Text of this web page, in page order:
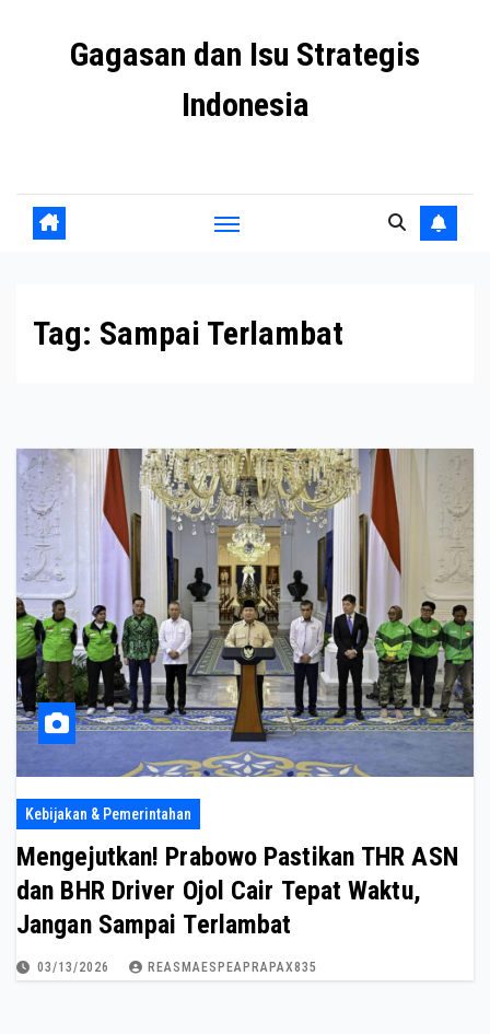
Gagasan dan Isu Strategis
Indonesia
Tag: Sampai Terlambat
Kebijakan & Pemerintahan
Mengejutkan! Prabowo Pastikan THR ASN
dan BHR Driver Ojol Cair Tepat Waktu,
Jangan Sampai Terlambat
03/13/2026 REASMAESPEAPRAPAX835